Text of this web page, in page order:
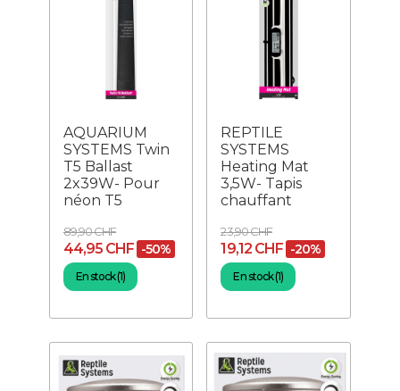
AQUARIUM
SYSTEMS Twin
T5 Ballast
2x39W- Pour
néon T5
89,90 CHF
44,95 CHF -50%
En stock (1)
REPTILE
SYSTEMS
Heating Mat
3,5W- Tapis
chauffant
23,90 CHF
19,12 CHF -20%
En stock (1)